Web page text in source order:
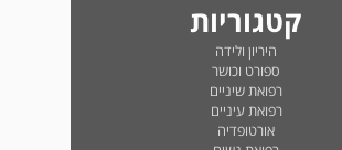
קטגוריות
היריון ולידה
ספורט וכושר
רפואת שיניים
רפואת עיניים
אורטופדיה